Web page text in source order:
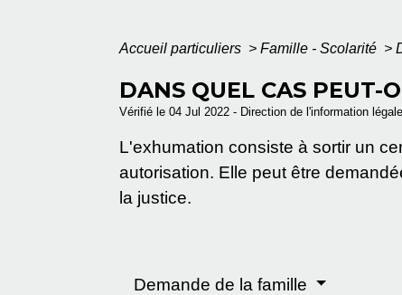
Accueil particuliers > Famille - Scolarité >
DANS QUEL CAS PEUT-
Vérifié le 04 Jul 2022 - Direction de l'information
L'exhumation consiste à sortir un
autorisation. Elle peut être
la justice.
Demande de la famille